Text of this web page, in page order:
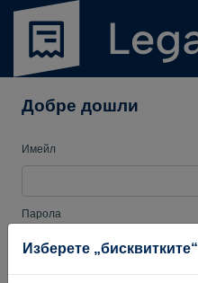
Изберете „бисквитките“
Добре дошли
Имейл
Парола